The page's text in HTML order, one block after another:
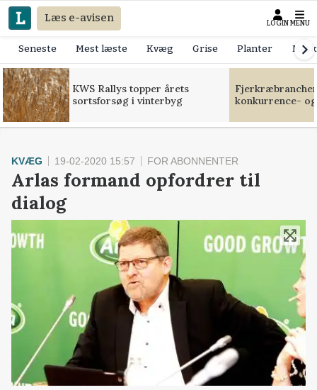
Læs e-avisen LOGIN MENU
Seneste Mest læste Kvæg Grise Planter
KWS Rallys topper årets
sortsforsøg i vinterbyg
konkurrence-
KVÆG 19-02-2020 15:57 FOR ABONNENTER
Arlas formand opfordrer til
dialog